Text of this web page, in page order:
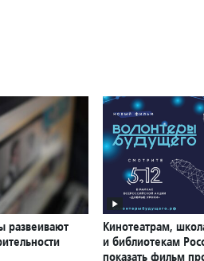
развеивают
Кинотеатрам,
и библиотекам
показать фильм